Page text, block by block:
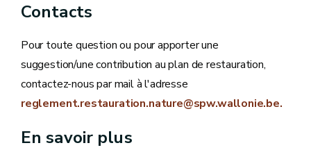
Contacts
Pour toute question ou pour apporter une
suggestion/une contribution au plan de restauration,
contactez-nous par mail à l'adresse
reglement.restauration.nature@spw.wallonie.be.
En savoir plus